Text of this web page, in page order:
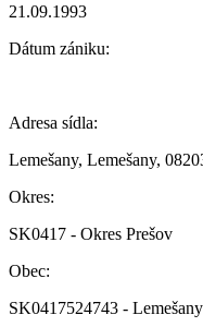
21.09.1993
Dátum zániku:
Adresa sídla:
Lemešany, Lemešany,
Okres:
SK0417 - Okres Prešov
Obec:
SK0417524743 - Lemešany